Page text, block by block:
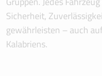
Sicherheit,
gewährleisten – auch
Kalabriens.